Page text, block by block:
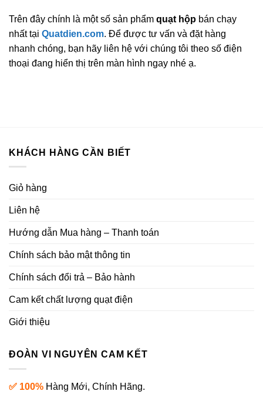
Trên đây chính là một số sản phẩm quạt hộp bán chạy
nhất tại Quatdien.com. Để được tư vấn và đặt hàng
nhanh chóng, bạn hãy liên hệ với chúng tôi theo số điện
thoại đang hiển thị trên màn hình ngay nhé ạ.
KHÁCH HÀNG CẦN BIẾT
Giỏ hàng
Liên hệ
Hướng dẫn Mua hàng – Thanh toán
Chính sách bảo mật thông tin
Chính sách đổi trả – Bảo hành
Cam kết chất lượng quạt điện
Giới thiệu
ĐOÀN VI NGUYÊN CAM KẾT
✅ 100% Hàng Mới, Chính Hãng.